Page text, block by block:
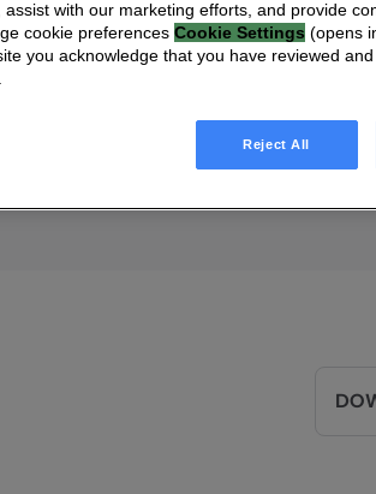
la
with our marketing efforts, and provide
cookie preferences Cookie Settings (opens
you acknowledge that you have reviewed
Reject All